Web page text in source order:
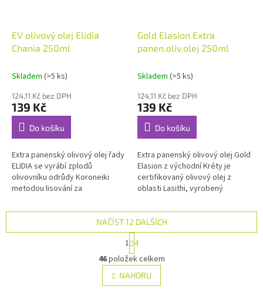
EV olivový olej Elidia
Chania 250ml
Skladem (>5 ks)
124,11 Kč bez DPH
139 Kč
Do košíku
Extra panenský olivový olej řady
ELIDIA se vyrábí zplodů
olivovníku odrůdy Koroneiki
metodou lisování za
pečlivě sklízejí ručně za
Gold Elasion Extra
panen.oliv.olej 250ml
Skladem (>5 ks)
124,11 Kč bez DPH
139 Kč
Do košíku
Extra panenský olivový olej Gold
Elasion z východní Kréty je
certifikovaný olivový olej z
oblasti Lasithi, vyrobený
kvalitních, ručně sbíraných...
O
v
l
NAČÍST 12 DALŠÍCH
t
r
á
n
1 4
46položek celkem
NAHORU